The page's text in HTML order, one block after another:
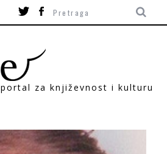
portal za književnost i kulturu